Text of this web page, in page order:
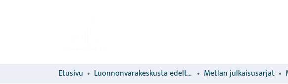
Etusivu Luonnonvarakeskusta edeltävien organisaatioiden sarjat Metlan julkaisusarjat